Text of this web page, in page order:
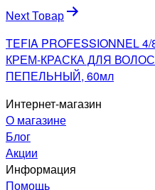
Next Товар
TEFIA PROFESSIONNEL
КРЕМ-КРАСКА ДЛЯ
ПЕПЕЛЬНЫЙ, 60мл
Интернет-магазин
О магазине
Блог
Акции
Информация
Помощь